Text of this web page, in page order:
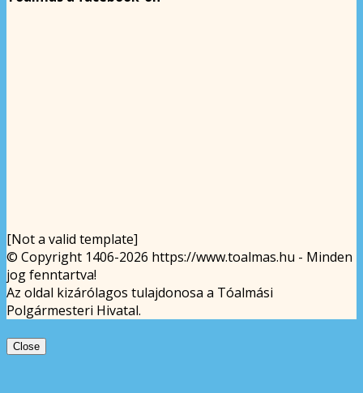
[Not a valid template]
© Copyright 1406-2026 https://www.toalmas.hu - Minden
jog fenntartva!
Az oldal kizárólagos tulajdonosa a Tóalmási
Polgármesteri Hivatal.
Close